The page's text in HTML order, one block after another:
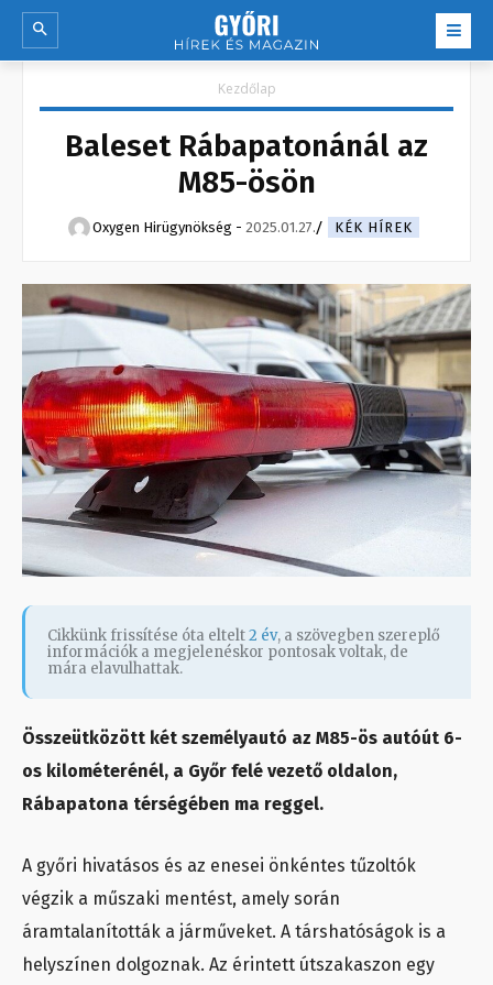
Kezdőlap
Baleset Rábapatonánál az
M85-ösön
Oxygen Hirügynökség - 2025.01.27. KÉK HÍREK
Cikkünk frissítése óta eltelt2 év, a szövegben szereplő
információk a megjelenéskor pontosak voltak, de
mára elavulhattak.
Összeütközött két személyautó az M85-ös autóút 6-
os kilométerénél, a Győr felé vezető oldalon,
Rábapatona térségében ma reggel.
A győri hivatásos és az enesei önkéntes tűzoltók
végzik a műszaki mentést, amely során
áramtalanították a járműveket. A társhatóságok is a
helyszínen dolgoznak. Az érintett útszakaszon egy